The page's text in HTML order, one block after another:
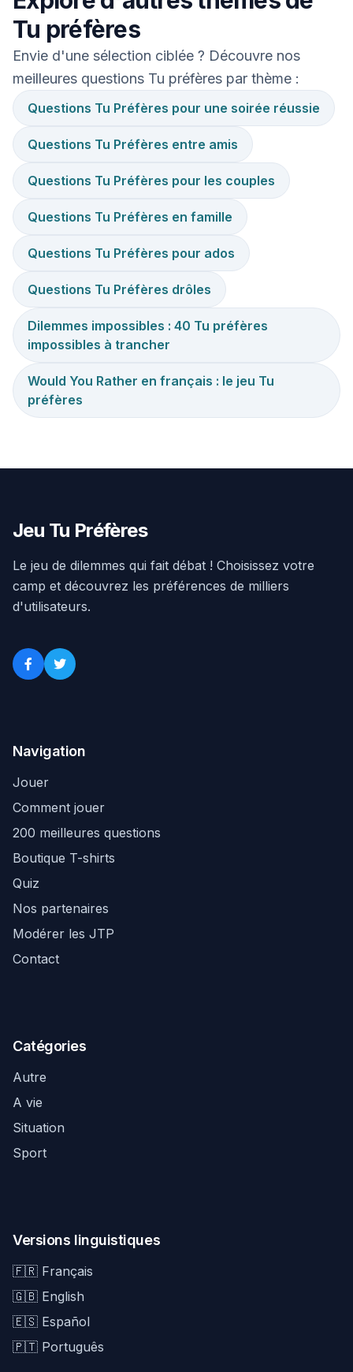
Tu préfères
Envie d'une sélection ciblée ? Découvre nos
meilleures questions Tu préfères par thème :
Questions Tu Préfères pour une soirée réussie
Questions Tu Préfères entre amis
Questions Tu Préfères pour les couples
Questions Tu Préfères en famille
Questions Tu Préfères pour ados
Questions Tu Préfères drôles
Dilemmes impossibles : 40 Tu préfères
impossibles à trancher
Would You Rather en français : le jeu Tu
préfères
Jeu Tu Préfères
Le jeu de dilemmes qui fait débat ! Choisissez votre
camp et découvrez les préférences de milliers
d'utilisateurs.
Navigation
Jouer
Comment jouer
200 meilleures questions
Boutique T-shirts
Quiz
Nos partenaires
Modérer les JTP
Contact
Catégories
Autre
A vie
Situation
Sport
Versions linguistiques
🇫🇷 Français
🇬🇧 English
🇪🇸 Español
🇵🇹 Português